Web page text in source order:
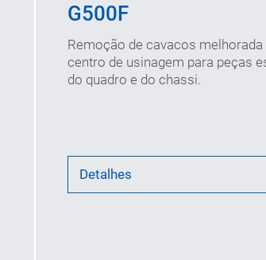
G500F
Remoção de cavacos
centro de usinagem para peças
do quadro e do chassi.
Detalhes
Diâmetro de interferência: 1.120